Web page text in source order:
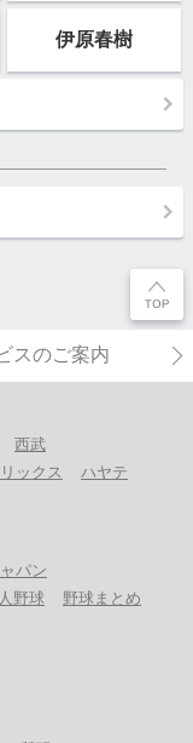
伊原春樹
スのご案内
西武
ックス
ハヤテ
パン
野球 野球まとめ